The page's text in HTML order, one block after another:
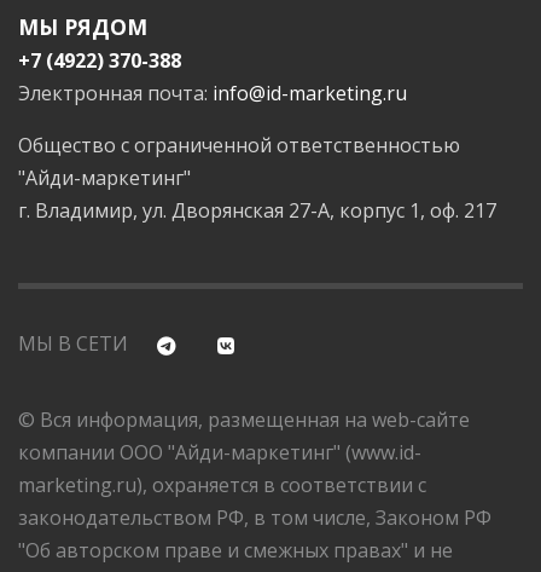
МЫ РЯДОМ
+7 (4922) 370-388
Электронная почта: info@id-marketing.ru
Общество с ограниченной ответственностью
"Айди-маркетинг"
г. Владимир, ул. Дворянская 27-А, корпус 1, оф. 217
МЫ В СЕТИ
© Вся информация, размещенная на web-сайте
компании ООО "Айди-маркетинг" (www.id-
marketing.ru), охраняется в соответствии с
законодательством РФ, в том числе, Законом РФ
"Об авторском праве и смежных правах" и не